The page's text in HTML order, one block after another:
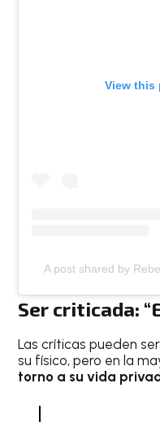
View this
A post shared by
Ser criticada:
Las críticas pueden
su físico, pero en la
torno a su vida